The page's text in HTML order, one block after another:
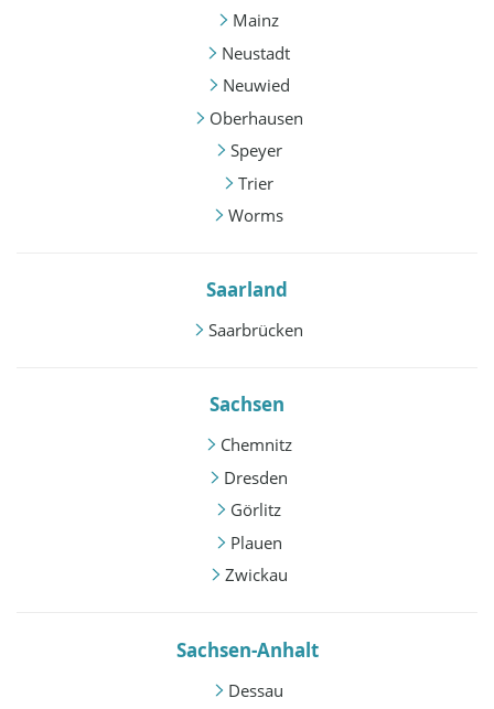
Mainz
Neustadt
Neuwied
Oberhausen
Speyer
Trier
Worms
Saarland
Saarbrücken
Sachsen
Chemnitz
Dresden
Görlitz
Plauen
Zwickau
Sachsen-Anhalt
Dessau